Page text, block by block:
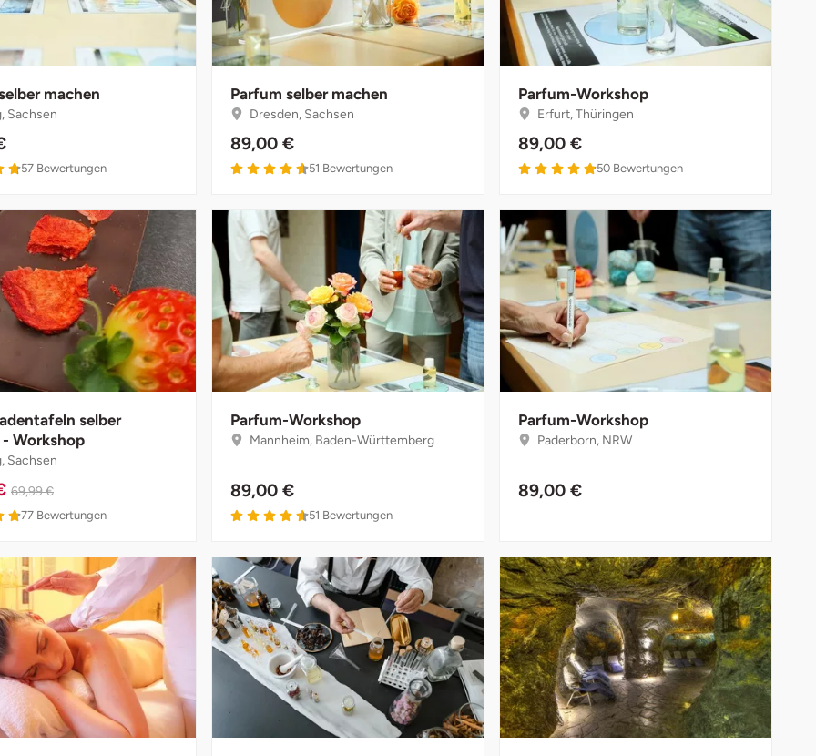
machen
Sachsen
57 Bewertungen
Parfum selber machen
Dresden, Sachsen
89,00 €
51 Bewertungen
Parfum-Workshop
Erfurt, Thüringen
89,00 €
50 Bewertungen
selber
Workshop
Sachsen
69,99 €
77 Bewertungen
Parfum-Workshop
Mannheim, Baden-Württemberg
89,00 €
51 Bewertungen
Parfum-Workshop
Paderborn, NRW
89,00 €